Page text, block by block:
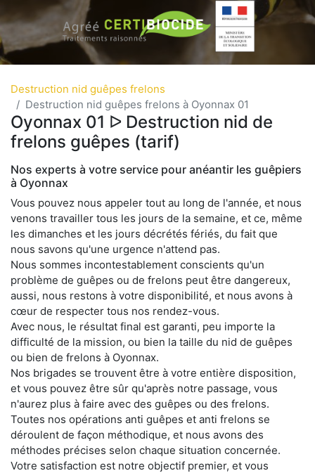
Destruction nid guêpes frelons
Destruction nid guêpes frelons à Oyonnax 01
Oyonnax 01 ᐅ Destruction nid de
frelons guêpes (tarif)
Nos experts à votre service pour anéantir les guêpiers
à Oyonnax
Vous pouvez nous appeler tout au long de l'année, et nous
venons travailler tous les jours de la semaine, et ce, même
les dimanches et les jours décrétés fériés, du fait que
nous savons qu'une urgence n'attend pas.
Nous sommes incontestablement conscients qu'un
problème de guêpes ou de frelons peut être dangereux,
aussi, nous restons à votre disponibilité, et nous avons à
cœur de respecter tous nos rendez-vous.
Avec nous, le résultat final est garanti, peu importe la
difficulté de la mission, ou bien la taille du nid de guêpes
ou bien de frelons à Oyonnax.
Nos brigades se trouvent être à votre entière disposition,
et vous pouvez être sûr qu'après notre passage, vous
n'aurez plus à faire avec des guêpes ou des frelons.
Toutes nos opérations anti guêpes et anti frelons se
déroulent de façon méthodique, et nous avons des
méthodes précises selon chaque situation concernée.
Votre satisfaction est notre objectif premier, et vous